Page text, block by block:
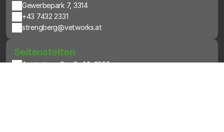
Gewerbepark 7, 3314
+43 7432 2331
strengberg@vetworks.at
Seitenstetten
Amstettner Straße 1/1, 3353